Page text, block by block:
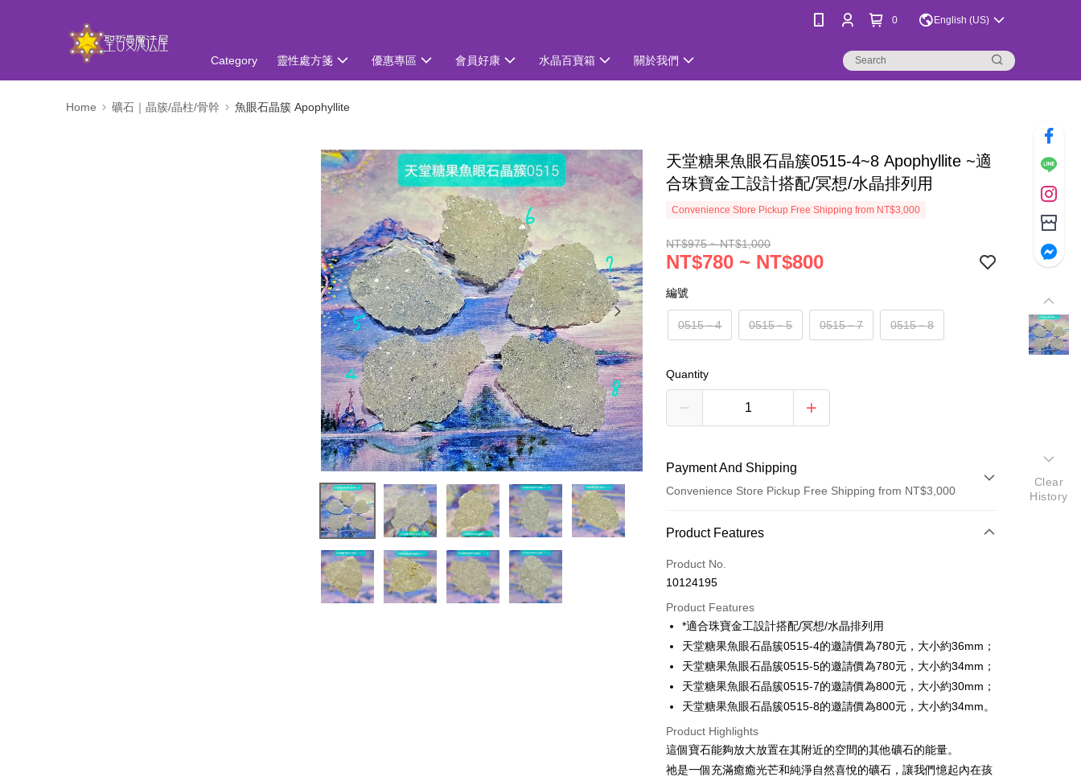
0 English (US)
Category 靈性處方箋 優惠專區 會員好康 水晶百寶箱 關於我們
Home 礦石｜晶簇/晶柱/骨幹 魚眼石晶簇 Apophyllite
天堂糖果魚眼石晶簇0515-4~8 Apophyllite ~適
合珠寶金工設計搭配/冥想/水晶排列用
Convenience Store Pickup Free Shipping from NT$3,000
NT$975 ~ NT$1,000
NT$780 ~ NT$800
編號
0515－4 0515－5 0515－7 0515－8
Quantity
Payment And Shipping
Convenience Store Pickup Free Shipping from NT$3,000
Payment Method
Credit Card (Full Payment)
Convenience Store Pickup and Pay
LINE Pay
Apple Pay
Easy Wallet
ATM Transfer
Product Features
Product No.
10124195
Product Features
*適合珠寶金工設計搭配/冥想/水晶排列用
天堂糖果魚眼石晶簇0515-4的邀請價為780元，大小約36mm；
天堂糖果魚眼石晶簇0515-5的邀請價為780元，大小約34mm；
天堂糖果魚眼石晶簇0515-7的邀請價為800元，大小約30mm；
天堂糖果魚眼石晶簇0515-8的邀請價為800元，大小約34mm。
Product Highlights
這個寶石能夠放大放置在其附近的空間的其他礦石的能量。
祂是一個充滿癒癒光芒和純淨自然喜悅的礦石，讓我們憶起內在孩
Clear
History